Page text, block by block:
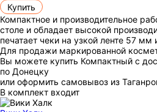
Купить
Компактное и производительное
столе и обладает высокой
печатает чеки на узкой ленте 57
Для продажи маркированной
Вы можете купить Компактный с
по Донецку
или оформить самовывоз из
В комплект входит